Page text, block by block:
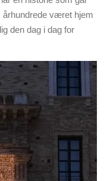
århundrede været hjem
den dag i dag for